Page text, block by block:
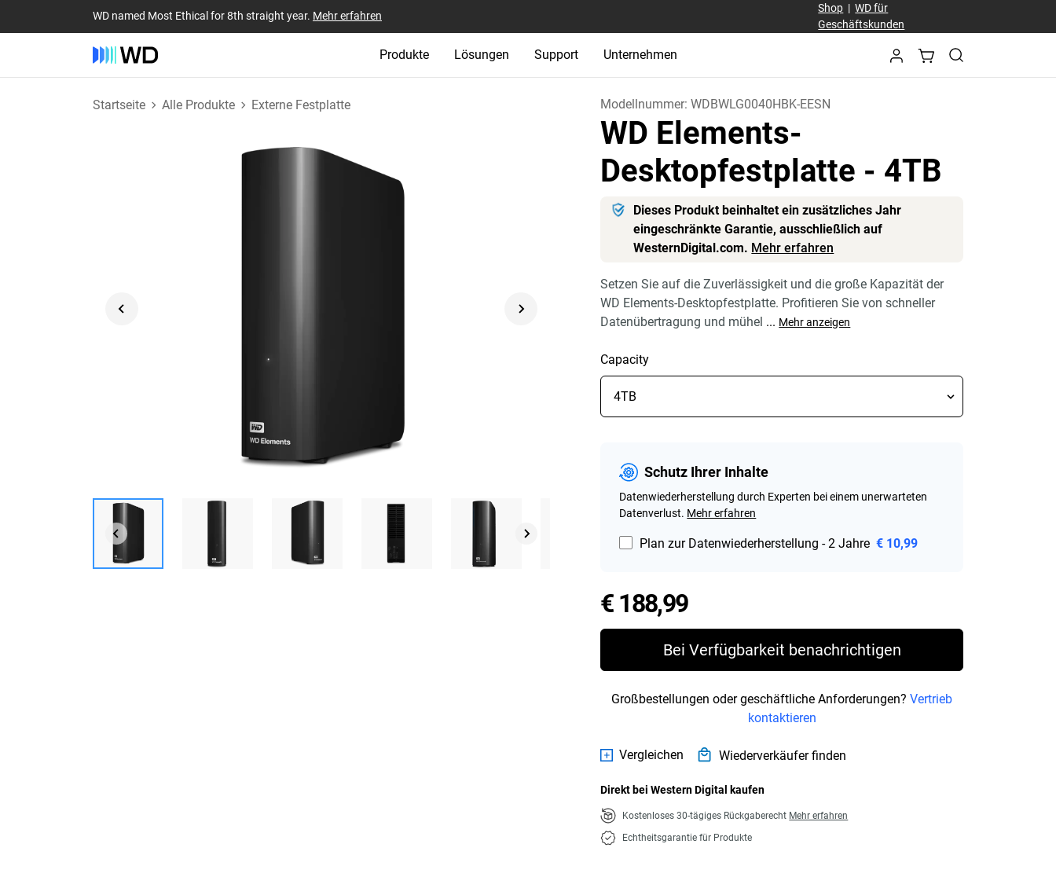
WD named Most Ethical for 8th straight year. Mehr erfahren
Shop |WD für
Geschäftskunden
Produkte Lösungen Support Unternehmen
Startseite Alle Produkte Externe Festplatte Modellnummer:WDBWLG0040HBK-EESN
WD Elements-
Desktopfestplatte - 4TB
Dieses Produkt beinhaltet ein zusätzliches Jahr
eingeschränkte Garantie, ausschließlich auf
WesternDigital.com. Mehr erfahren
Setzen Sie auf die Zuverlässigkeit und die große Kapazität der
WD Elements-Desktopfestplatte. Profitieren Sie von schneller
Datenübertragung und mühel ... Mehr anzeigen
Capacity
Schutz Ihrer Inhalte
Datenwiederherstellung durch Experten bei einem unerwarteten
Datenverlust. Mehr erfahren
Plan zur Datenwiederherstellung - 2 Jahre € 10,99
€ 188,99Price € 188,99
Bei Verfügbarkeit benachrichtigen
Großbestellungen oder geschäftliche Anforderungen?Vertrieb
kontaktieren
Vergleichen Wiederverkäufer finden
Direkt bei Western Digital kaufen
Kostenloses 30-tägiges Rückgaberecht Mehr erfahren
Echtheitsgarantie für Produkte